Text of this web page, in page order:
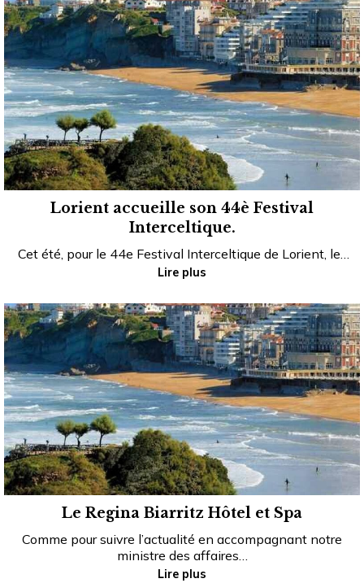
Lorient accueille son 44è Festival
Interceltique.
Cet été, pour le 44e Festival Interceltique de Lorient, le…
Lire plus
Le Regina Biarritz Hôtel et Spa
Comme pour suivre l’actualité en accompagnant notre
ministre des affaires…
Lire plus